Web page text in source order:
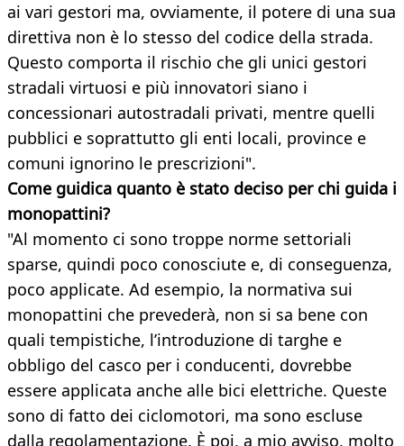
ai vari gestori ma, ovviamente, il potere di una sua
direttiva non è lo stesso del codice della strada.
Questo comporta il rischio che gli unici gestori
stradali virtuosi e più innovatori siano i
concessionari autostradali privati, mentre quelli
pubblici e soprattutto gli enti locali, province e
comuni ignorino le prescrizioni".
Come guidica quanto è stato deciso per chi guida i
monopattini?
"Al momento ci sono troppe norme settoriali
sparse, quindi poco conosciute e, di conseguenza,
poco applicate. Ad esempio, la normativa sui
monopattini che prevederà, non si sa bene con
quali tempistiche, l’introduzione di targhe e
obbligo del casco per i conducenti, dovrebbe
essere applicata anche alle bici elettriche. Queste
sono di fatto dei ciclomotori, ma sono escluse
dalla regolamentazione. È poi, a mio avviso, molto